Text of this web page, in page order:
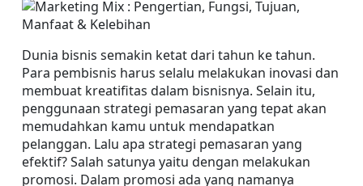
Dunia bisnis semakin ketat dari tahun ke tahun.
Para pembisnis harus selalu melakukan inovasi dan
membuat kreatifitas dalam bisnisnya. Selain itu,
penggunaan strategi pemasaran yang tepat akan
memudahkan kamu untuk mendapatkan
pelanggan. Lalu apa strategi pemasaran yang
efektif? Salah satunya yaitu dengan melakukan
promosi. Dalam promosi ada yang namanya